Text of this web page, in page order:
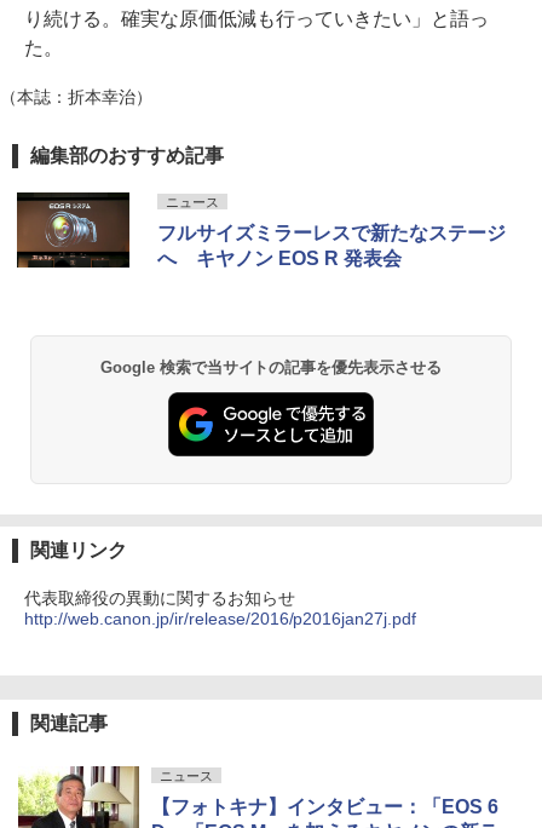
り続ける。確実な原価低減も行っていきたい」と語っ
た。
（本誌：折本幸治）
編集部のおすすめ記事
ニュース
フルサイズミラーレスで新たなステージ
へ キヤノン EOS R 発表会
Google 検索で当サイトの記事を優先表示させる
関連リンク
代表取締役の異動に関するお知らせ
http://web.canon.jp/ir/release/2016/p2016jan27j.pdf
関連記事
ニュース
【フォトキナ】インタビュー：「EOS 6